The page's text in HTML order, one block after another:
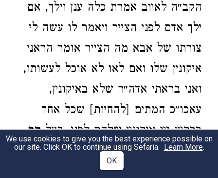
הקב״ה לאיוב אמרת כלה ענן וילך, אם
ילך אדם לפני הצייר ויאמר לו עשה לי
צורתו של אבא מה הצייר אומר הראני
איקונין שלו ואם לאו לא אוכל לעשותו,
ואני בראתי אדה״ר שלא באיקונין,
עאכו״כ המתים [להחיות] שכל אחד
ברקיע זיו איקונין שלהם לפני. בעלרב
פעליםאומר כי מדרש איוב מובא
פ׳ בראשית וז״ל: מדרש איוב,
We use cookies to give you the best experience possible on
our site. Click OK to continue using Sefaria. Learn More.
OK